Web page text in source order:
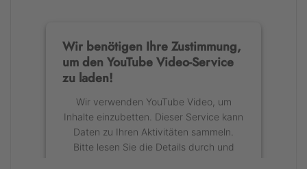
Wir benötigen Ihre Zustimmung,
um den YouTube Video-Service
zu laden!
Wir verwenden YouTube Video, um
Inhalte einzubetten. Dieser Service kann
Daten zu Ihren Aktivitäten sammeln.
Bitte lesen Sie die Details durch und